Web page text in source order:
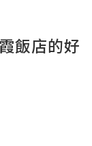
飯店的好